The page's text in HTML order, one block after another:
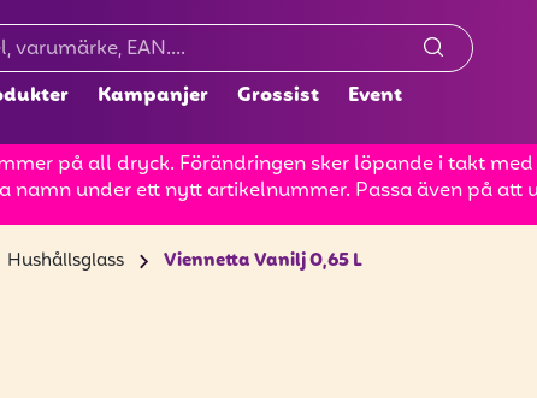
Kampanjer Grossist Event
på all dryck. Förändringen sker löpande i takt
namn under ett nytt artikelnummer. Passa även på
Hushållsglass Viennetta Vanilj 0,65 L